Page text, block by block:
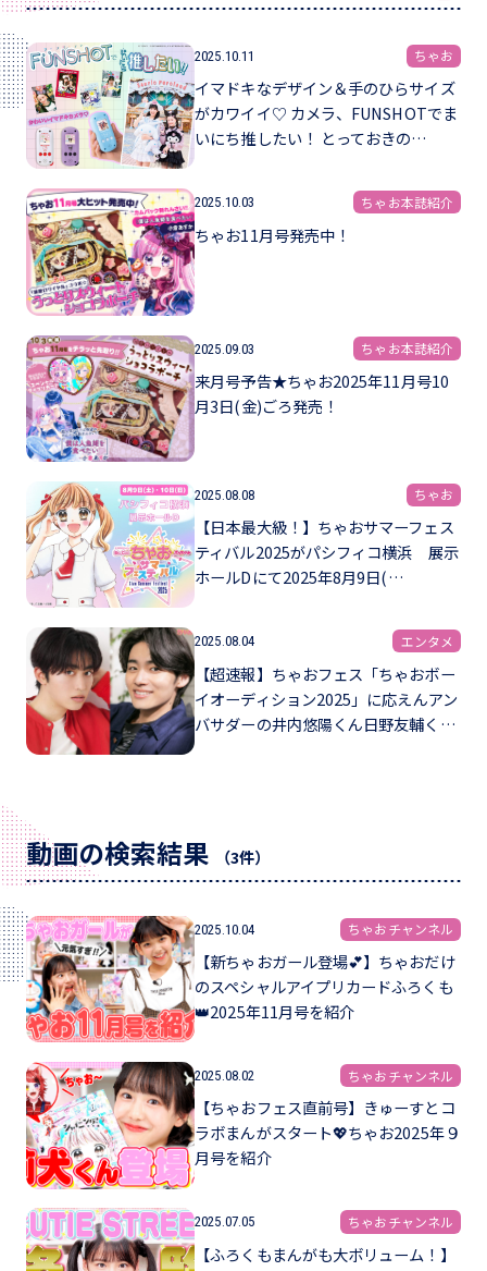
2025.10.11 ちゃお
イマドキなデザイン＆手のひらサイズ
がカワイイ♡ カメラ、FUNSHOTでま
いにち推したい！ とっておきの…
2025.10.03 ちゃお本誌紹介
ちゃお11月号発売中！
2025.09.03 ちゃお本誌紹介
来月号予告★ちゃお2025年11月号10
月3日(金)ごろ発売！
2025.08.08 ちゃお
【日本最大級！】ちゃおサマーフェス
ティバル2025がパシフィコ横浜 展示
ホールDにて2025年8月9日(…
2025.08.04 エンタメ
【超速報】ちゃおフェス「ちゃおボー
イオーディション2025」に応えんアン
バサダーの井内悠陽くん日野友輔く…
動画の検索結果 （3件）
2025.10.04 ちゃおチャンネル
【新ちゃおガール登場💕】ちゃおだけ
のスペシャルアイプリカードふろくも
👑2025年11月号を紹介
2025.08.02 ちゃおチャンネル
【ちゃおフェス直前号】きゅーすとコ
ラボまんがスタート💖ちゃお2025年９
月号を紹介
2025.07.05 ちゃおチャンネル
【ふろくもまんがも大ボリューム！】